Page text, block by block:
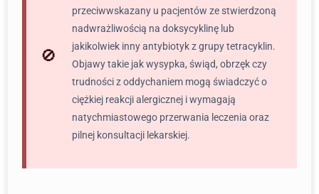
przeciwwskazany u pacjentów ze stwierdzoną
nadwrażliwością na doksycyklinę lub
jakikolwiek inny antybiotyk z grupy tetracyklin.
Objawy takie jak wysypka, świąd, obrzęk czy
trudności z oddychaniem mogą świadczyć o
ciężkiej reakcji alergicznej i wymagają
natychmiastowego przerwania leczenia oraz
pilnej konsultacji lekarskiej.